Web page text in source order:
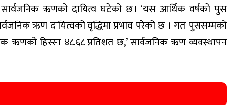
ऋणको दायित्व घटेको छ । ‘यस आर्थिक वर्षको पुस
ऋण दायित्वको वृद्धिमा प्रभाव परेको छ । गत पुससम्मको
हिस्सा ४८.६८ प्रतिशत छ,’ सार्वजनिक ऋण व्यवस्थापन